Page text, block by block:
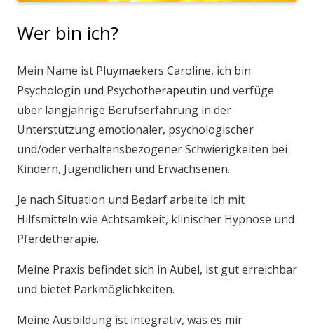
Wer bin ich?
Mein Name ist Pluymaekers Caroline, ich bin
Psychologin und Psychotherapeutin und verfüge
über langjährige Berufserfahrung in der
Unterstützung emotionaler, psychologischer
und/oder verhaltensbezogener Schwierigkeiten bei
Kindern, Jugendlichen und Erwachsenen.
Je nach Situation und Bedarf arbeite ich mit
Hilfsmitteln wie Achtsamkeit, klinischer Hypnose und
Pferdetherapie.
Meine Praxis befindet sich in Aubel, ist gut erreichbar
und bietet Parkmöglichkeiten.
Meine Ausbildung ist integrativ, was es mir